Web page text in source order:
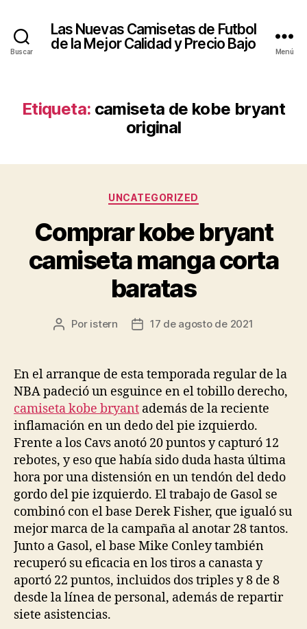
Buscar
Las Nuevas Camisetas de Futbol
de la Mejor Calidad y Precio Bajo
Menú
Etiqueta: camiseta de kobe bryant
original
Categorías
UNCATEGORIZED
Comprar kobe bryant
camiseta manga corta
baratas
Autor
entrada
Por istern
Fecha
entrada
17 de agosto de 2021
En el arranque de esta temporada regular de la
NBA padeció un esguince en el tobillo derecho,
camiseta kobe bryant además de la reciente
inflamación en un dedo del pie izquierdo.
Frente a los Cavs anotó 20 puntos y capturó 12
rebotes, y eso que había sido duda hasta última
hora por una distensión en un tendón del dedo
gordo del pie izquierdo. El trabajo de Gasol se
combinó con el base Derek Fisher, que igualó su
mejor marca de la campaña al anotar 28 tantos.
Junto a Gasol, el base Mike Conley también
recuperó su eficacia en los tiros a canasta y
aportó 22 puntos, incluidos dos triples y 8 de 8
desde la línea de personal, además de repartir
siete asistencias.